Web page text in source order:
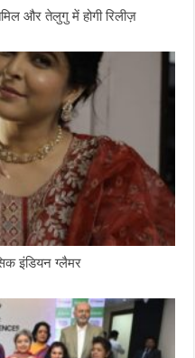
और तेलुगु में होगी रिलीज़
इंडियन ग्लैमर